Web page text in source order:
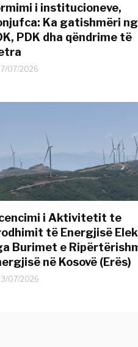
i institucioneve,
Ka gatishmëri
PDK dha qëndrime të
07/2026
i Aktivitetit te
të Energjisë
Burimet e
në Kosovë (Erës)
07/2026